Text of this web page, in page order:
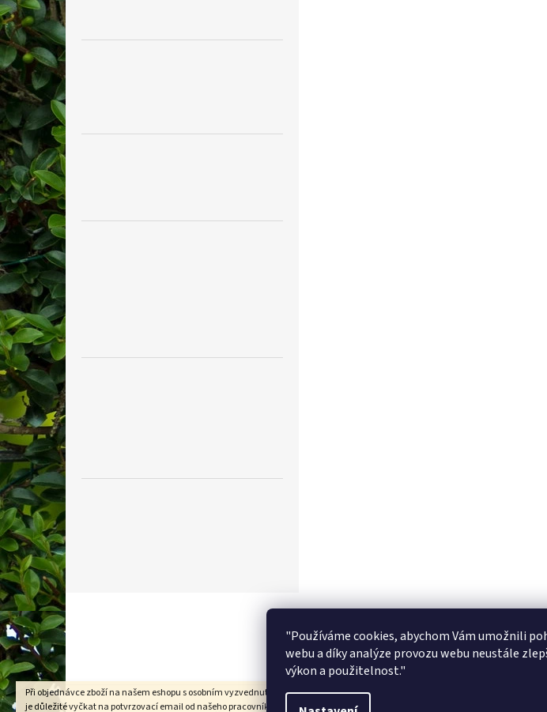
"Používáme cookies, abychom Vám umožnili
webu a díky analýze provozu webu neustále
výkon a použitelnost."
Při objednávce zboží na našem eshopu s osobním vyzvednutím na prodejně v Kadani
je důležité vyčkat na potvrzovací email od našeho pracovníka !!! Děkujeme za
Z
á
p
a
t
í
KRMIVA ENERGYS